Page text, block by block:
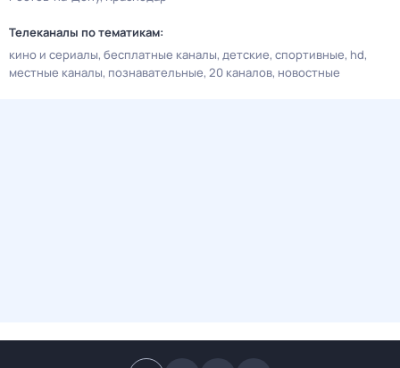
Телеканалы по тематикам:
кино и сериалы бесплатные каналы детские спортивные hd
местные каналы познавательные 20 каналов новостные